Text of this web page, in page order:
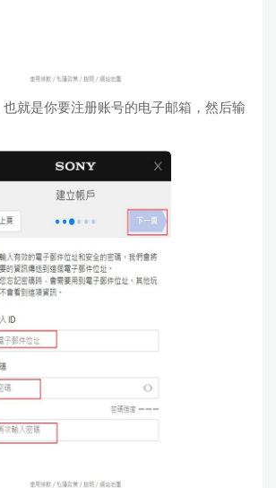
就是你要注册账号的电子邮箱，然后输